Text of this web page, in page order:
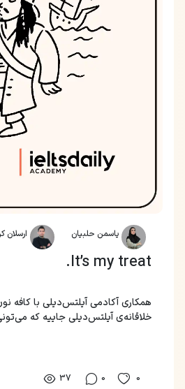
یاسمن حلبیان ارسلان
It’s my treat.
خلاقانه‌ی آیلتس‌دیلی جاییه که
0
0
37